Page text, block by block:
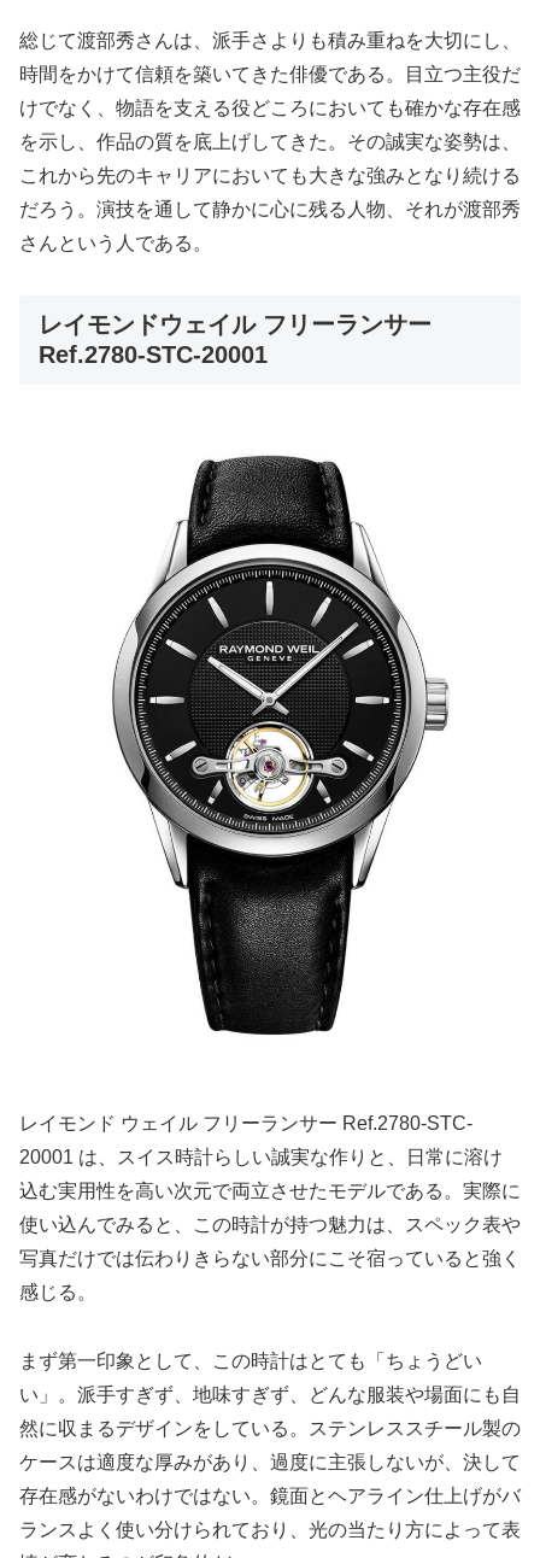
総じて渡部秀さんは、派手さよりも積み重ねを大切にし、
時間をかけて信頼を築いてきた俳優である。目立つ主役だ
けでなく、物語を支える役どころにおいても確かな存在感
を示し、作品の質を底上げしてきた。その誠実な姿勢は、
これから先のキャリアにおいても大きな強みとなり続ける
だろう。演技を通して静かに心に残る人物、それが渡部秀
さんという人である。
レイモンドウェイル フリーランサー
Ref.2780-STC-20001
レイモンド ウェイル フリーランサー Ref.2780-STC-
20001 は、スイス時計らしい誠実な作りと、日常に溶け
込む実用性を高い次元で両立させたモデルである。実際に
使い込んでみると、この時計が持つ魅力は、スペック表や
写真だけでは伝わりきらない部分にこそ宿っていると強く
感じる。
まず第一印象として、この時計はとても「ちょうどい
い」。派手すぎず、地味すぎず、どんな服装や場面にも自
然に収まるデザインをしている。ステンレススチール製の
ケースは適度な厚みがあり、過度に主張しないが、決して
存在感がないわけではない。鏡面とヘアライン仕上げがバ
ランスよく使い分けられており、光の当たり方によって表